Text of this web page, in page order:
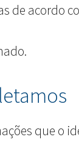
de acordo
que